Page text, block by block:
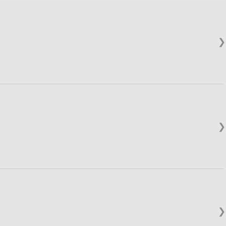
❯
❯
❯